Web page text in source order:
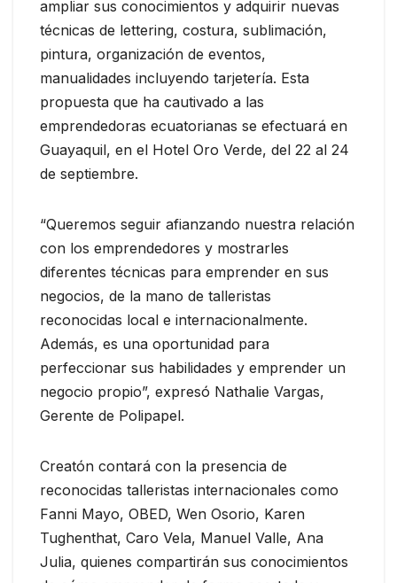
ampliar sus conocimientos y adquirir nuevas
técnicas de lettering, costura, sublimación,
pintura, organización de eventos,
manualidades incluyendo tarjetería. Esta
propuesta que ha cautivado a las
emprendedoras ecuatorianas se efectuará en
Guayaquil, en el Hotel Oro Verde, del 22 al 24
de septiembre.
“Queremos seguir afianzando nuestra relación
con los emprendedores y mostrarles
diferentes técnicas para emprender en sus
negocios, de la mano de talleristas
reconocidas local e internacionalmente.
Además, es una oportunidad para
perfeccionar sus habilidades y emprender un
negocio propio”, expresó Nathalie Vargas,
Gerente de Polipapel.
Creatón contará con la presencia de
reconocidas talleristas internacionales como
Fanni Mayo, OBED, Wen Osorio, Karen
Tughenthat, Caro Vela, Manuel Valle, Ana
Julia, quienes compartirán sus conocimientos